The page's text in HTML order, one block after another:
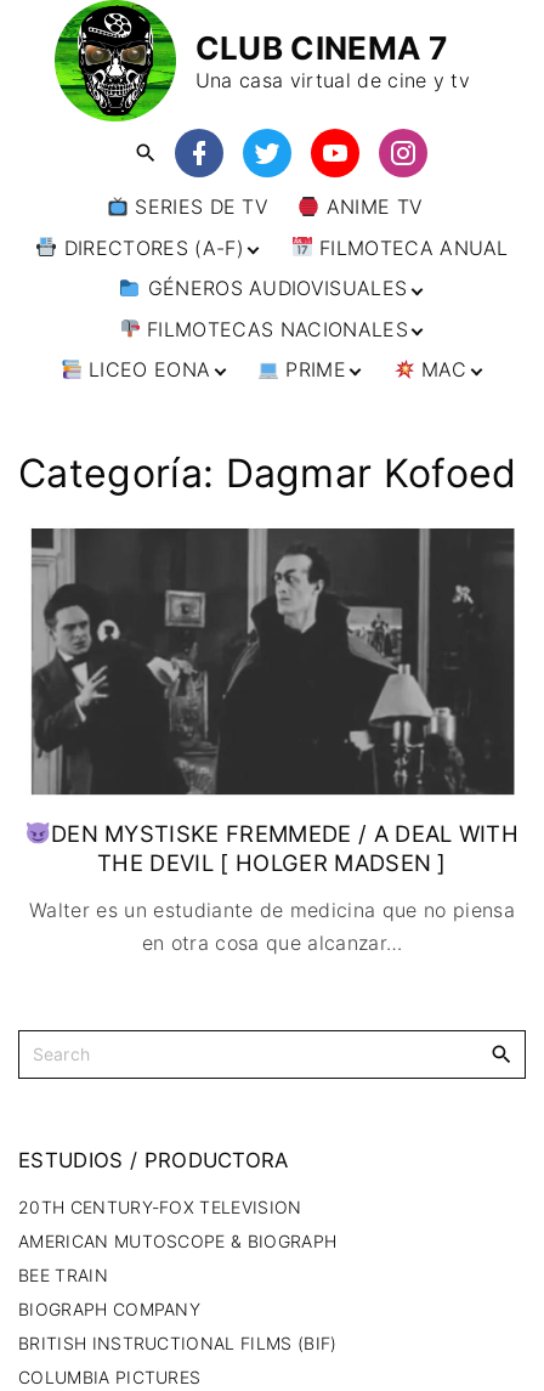
CLUB CINEMA 7
Una casa virtual de cine y tv
SERIES DE TV
ANIME TV
DIRECTORES (A-F)
DIRECTORES (F-L)
DIRECTORES (L-
W)
FILMOTECA ANUAL
GÉNEROS AUDIOVISUALES
ANIMACIÓN
ARTES MARCIALES
CINE DOCUMENTAL
DRAMA
ÉPICO / MITOLÓGICO
EXPERIMENTOS
FANTÁSTICO
MUSICAL
TERROR
FILMOTECAS NACIONALES
AFRICA
BRASIL
CHILE
ESTADOS UNIDOS
URUGUAY
ASIA
INDIA
JAPÓN
RUSIA
EUROPA
ALEMANIA
AUSTRIA
DINAMARCA
ESPAÑA
FRANCIA
ITALIA
PAISES BAJOS
REINO UNIDO
SUECIA
OCEANIA AUSTRALIA
LICEO EONA
TALLERES
ONLINE
COMPUTACIÓN
DISEÑO WEB
CONTACTO
TARJETA
DIGITAL
PRIME
IMPRESCINDIBLES
MAC
ANIME
🗨 CÓMICS
Categoría: Dagmar Kofoed
DEN MYSTISKE FREMMEDE / A DEAL WITH
THE DEVIL [ HOLGER MADSEN ]
Walter es un estudiante de medicina que no piensa
en otra cosa que alcanzar…
ESTUDIOS / PRODUCTORA
20TH CENTURY-FOX TELEVISION
AMERICAN MUTOSCOPE & BIOGRAPH
BEE TRAIN
BIOGRAPH COMPANY
BRITISH INSTRUCTIONAL FILMS (BIF)
COLUMBIA PICTURES